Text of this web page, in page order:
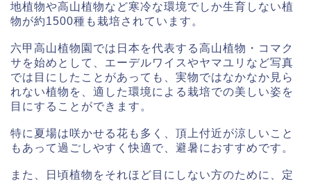
地植物や高山植物など寒冷な環境でしか生育しない植
物が約1500種も栽培されています。
六甲高山植物園では日本を代表する高山植物・コマク
サを始めとして、エーデルワイスやヤマユリなど写真
では目にしたことがあっても、実物ではなかなか見ら
れない植物を、適した環境による栽培での美しい姿を
目にすることができます。
特に夏場は咲かせる花も多く、頂上付近が涼しいこと
もあって過ごしやすく快適で、避暑におすすめです。
また、日頃植物をそれほど目にしない方のために、定